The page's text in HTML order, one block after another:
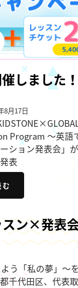
しました
8月17日
Program ～英語
ション発表会」
表
ン×発表
「私の夢」～
千代田区、代表